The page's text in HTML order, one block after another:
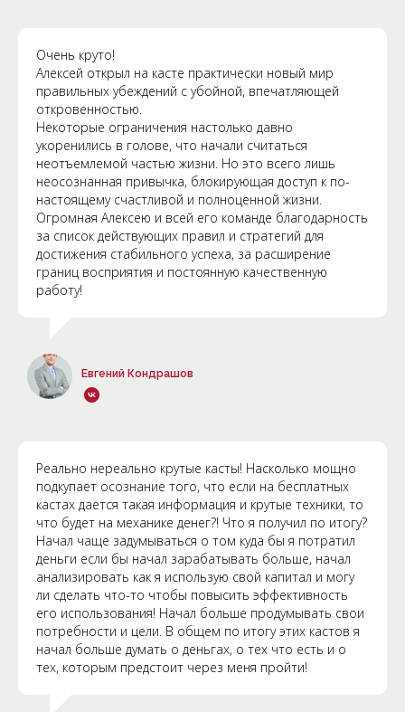
Очень круто!
Алексей открыл на касте практически новый мир
правильных убеждений с убойной, впечатляющей
откровенностью.
Некоторые ограничения настолько давно
укоренились в голове, что начали считаться
неотъемлемой частью жизни. Но это всего лишь
неосознанная привычка, блокирующая доступ к по-
настоящему счастливой и полноценной жизни.
Огромная Алексею и всей его команде благодарность
за список действующих правил и стратегий для
достижения стабильного успеха, за расширение
границ восприятия и постоянную качественную
работу!
Евгений Кондрашов
Реально нереально крутые касты! Насколько мощно
подкупает осознание того, что если на бесплатных
кастах дается такая информация и крутые техники, то
что будет на механике денег?! Что я получил по итогу?
Начал чаще задумываться о том куда бы я потратил
деньги если бы начал зарабатывать больше, начал
анализировать как я использую свой капитал и могу
ли сделать что-то чтобы повысить эффективность
его использования! Начал больше продумывать свои
потребности и цели. В общем по итогу этих кастов я
начал больше думать о деньгах, о тех что есть и о
тех, которым предстоит через меня пройти!